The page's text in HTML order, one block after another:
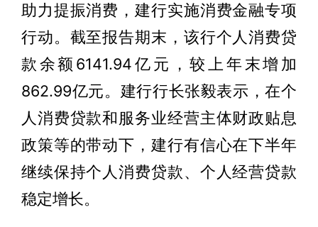
助力提振消费，建行实施消费金融专项
行动。截至报告期末，该行个人消费贷
款余额6141.94亿元，较上年末增加
862.99亿元。建行行长张毅表示，在个
人消费贷款和服务业经营主体财政贴息
政策等的带动下，建行有信心在下半年
继续保持个人消费贷款、个人经营贷款
稳定增长。